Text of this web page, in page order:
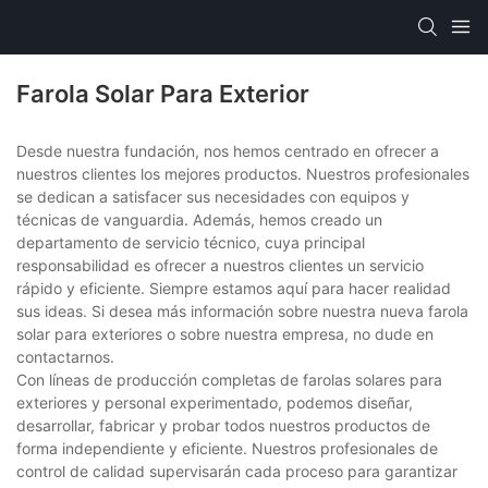
Farola Solar Para Exterior
Desde nuestra fundación, nos hemos centrado en ofrecer a
nuestros clientes los mejores productos. Nuestros profesionales
se dedican a satisfacer sus necesidades con equipos y
técnicas de vanguardia. Además, hemos creado un
departamento de servicio técnico, cuya principal
responsabilidad es ofrecer a nuestros clientes un servicio
rápido y eficiente. Siempre estamos aquí para hacer realidad
sus ideas. Si desea más información sobre nuestra nueva farola
solar para exteriores o sobre nuestra empresa, no dude en
contactarnos.
Con líneas de producción completas de farolas solares para
exteriores y personal experimentado, podemos diseñar,
desarrollar, fabricar y probar todos nuestros productos de
forma independiente y eficiente. Nuestros profesionales de
control de calidad supervisarán cada proceso para garantizar